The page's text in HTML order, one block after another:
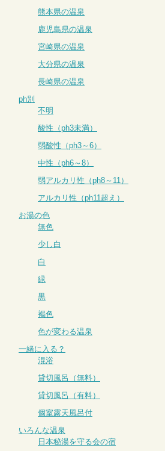
熊本県の温泉
鹿児島県の温泉
宮崎県の温泉
大分県の温泉
長崎県の温泉
ph別
不明
酸性（ph3未満）
弱酸性（ph3～6）
中性（ph6～8）
弱アルカリ性（ph8～11）
アルカリ性（ph11超え）
お湯の色
無色
少し白
白
緑
黒
褐色
色が変わる温泉
一緒に入る？
混浴
貸切風呂（無料）
貸切風呂（有料）
個室露天風呂付
いろんな温泉
日本秘湯を守る会の宿